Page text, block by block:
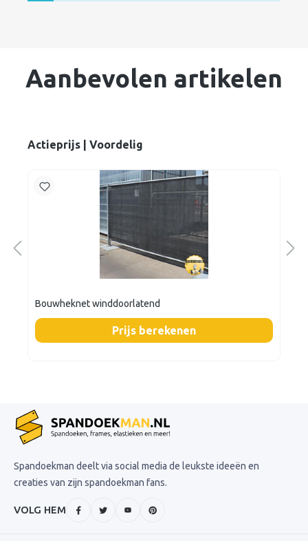
Aanbevolen artikelen
Actieprijs | Voordelig
Bouwheknet winddoorlatend
Prijs berekenen
Spandoekman deelt via social media de leukste ideeën en
creaties van zijn spandoekman fans.
VOLG HEM